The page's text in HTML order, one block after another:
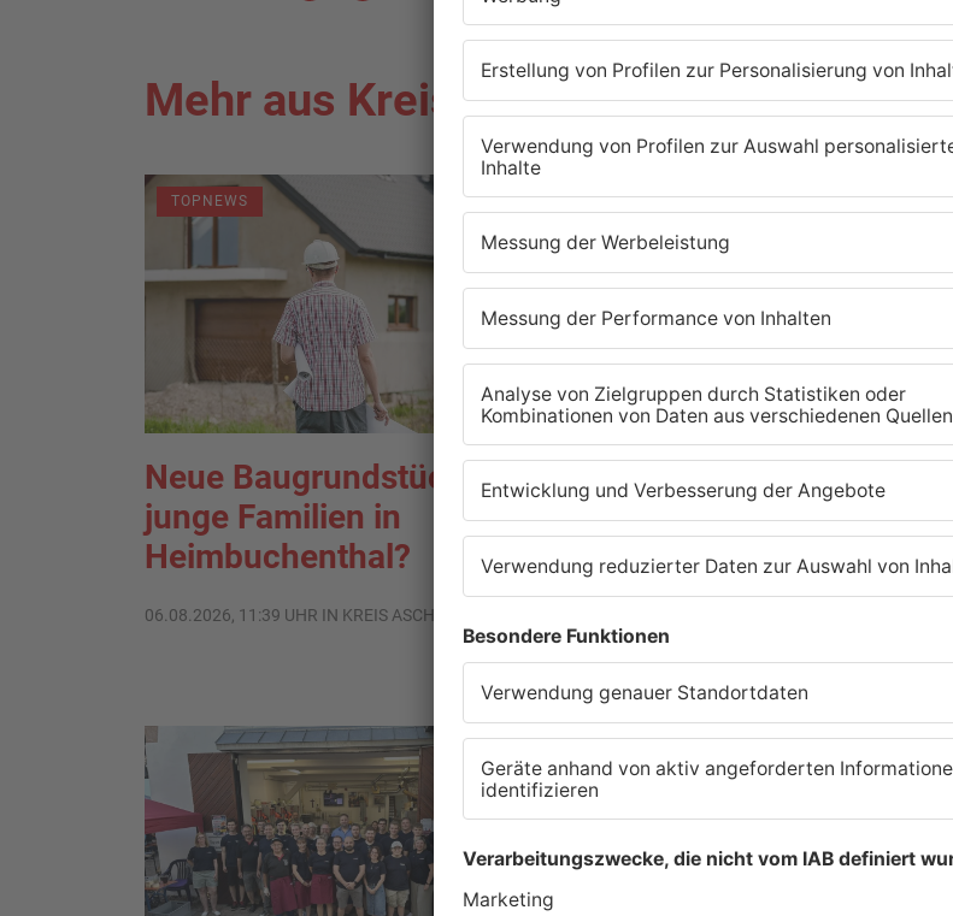
Mehr aus Kreis Aschaffenburg
TOPNEWS
Neue Baugrundstücke für
junge Familien in
Heimbuchenthal?
06.08.2026, 11:39 UHR IN KREIS ASCHAFFENBURG
Tante Enso übernimmt
einzigen Supermarkt in
Pflaumheim